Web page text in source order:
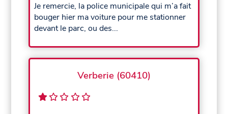
Je remercie, la police municipale qui m’a fait
bouger hier ma voiture pour me stationner
devant le parc, ou des...
Verberie (60410)